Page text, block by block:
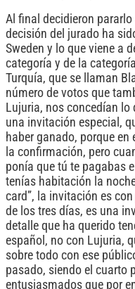
Al final decidieron
decisión del jurado ha
Sweden y lo que viene a
categoría y de la
Turquía, que se llaman
número de votos que
Lujuria, nos concedían lo
una invitación especial,
haber ganado, porque
la confirmación, pero
ponía que tú te pagabas
tenías habitación la
card”, la invitación es
de los tres días, es una
detalle que ha querido
español, no con Lujuria,
sobre todo con ese
pasado, siendo el cuarto
entusiasmados que por